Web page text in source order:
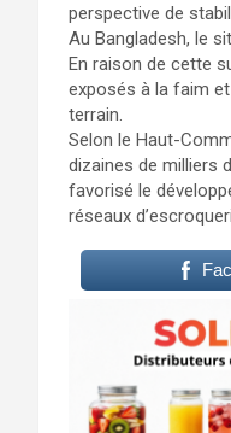
perspective de
Au Bangladesh, le
En raison de cette
exposés à la faim
terrain.
Selon le Haut-
dizaines de milliers
favorisé le
réseaux